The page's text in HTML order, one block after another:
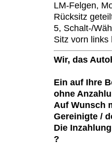
LM-Felgen,
Rücksitz
5, Schalt-/
Sitz vorn links
Wir, das
Ein auf Ihre
ohne
Auf Wunsch
Gereinigte /
Die
?